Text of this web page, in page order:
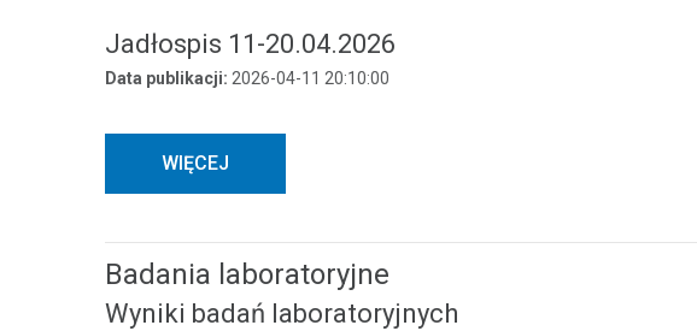
Jadłospis 11-20.04.2026
Data publikacji: 2026-04-11 20:10:00
WIĘCEJ
Badania laboratoryjne
Wyniki badań laboratoryjnych